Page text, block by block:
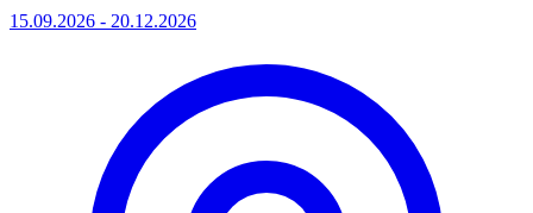
15.09.2026 - 20.12.2026